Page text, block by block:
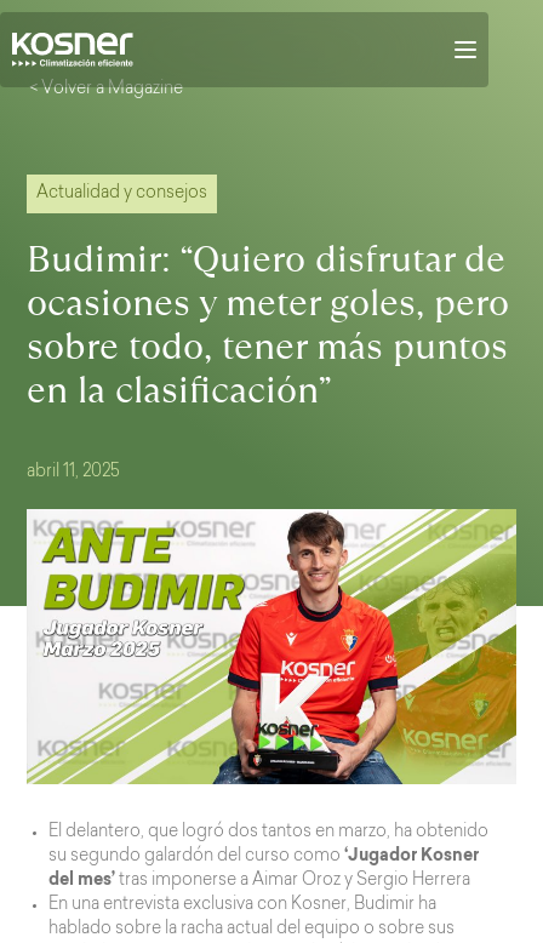
< Volver a Magazine
Actualidad y consejos
Budimir: “Quiero disfrutar de
ocasiones y meter goles, pero
sobre todo, tener más puntos
en la clasificación”
abril 11, 2025
El delantero, que logró dos tantos en marzo, ha obtenido
su segundo galardón del curso como ‘Jugador Kosner
del mes’ tras imponerse a Aimar Oroz y Sergio Herrera
En una entrevista exclusiva con Kosner, Budimir ha
hablado sobre la racha actual del equipo o sobre sus